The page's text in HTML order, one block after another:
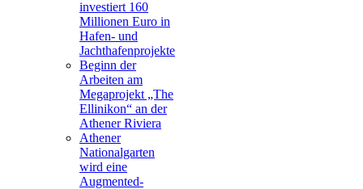
investiert 160
Millionen Euro in
Hafen- und
Jachthafenprojekte
Beginn der
Arbeiten am
Megaprojekt „The
Ellinikon“ an der
Athener Riviera
Athener
Nationalgarten
wird eine
Augmented-